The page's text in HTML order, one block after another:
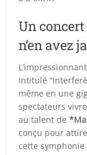
Un
n’en avez
intitulé
même en une
spectateurs
au talent de
conçu pour
cette